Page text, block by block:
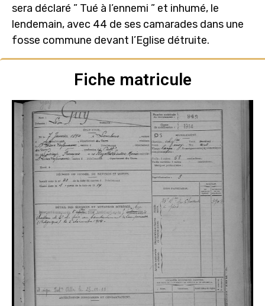
sera déclaré ” Tué à l’ennemi ” et inhumé, le
lendemain, avec 44 de ses camarades dans une
fosse commune devant l’Eglise détruite.
Fiche matricule